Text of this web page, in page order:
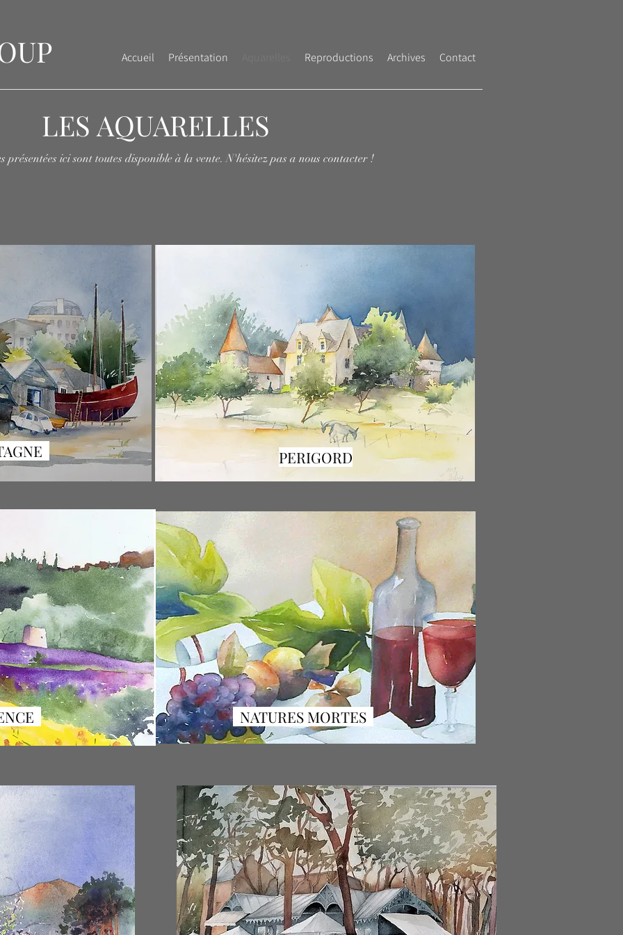
Accueil Présentation Reproductions Archives Contact
LES AQUARELLES
présentées ici sont toutes disponible à la vente. N'hésitez pas a nous contacter !
PERIGORD
NATURES MORTES